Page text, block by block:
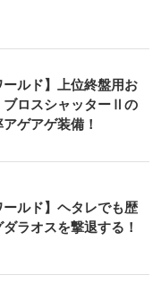
ールド】上位終盤用お
ブロスシャッターⅡの
ゲアゲ装備！
ールド】ヘタレでも歴
ラオスを撃退する！